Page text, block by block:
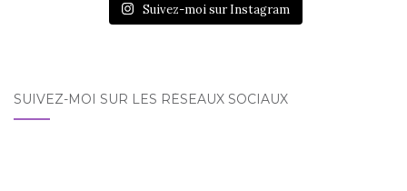
Suivez-moi sur Instagram
SUIVEZ-MOI SUR LES RÉSEAUX SOCIAUX